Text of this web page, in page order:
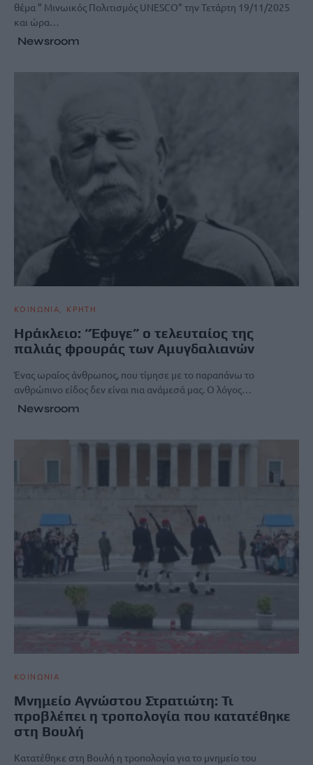
θέμα ” Μινωικός Πολιτισμός UNESCO” την Τετάρτη 19/11/2025
και ώρα…
Newsroom
ΚΟΙΝΩΝΙΑ ΚΡΗΤΗ
Ηράκλειο: “Έφυγε” ο τελευταίος της
παλιάς φρουράς των Αμυγδαλιανών
Ένας ωραίος άνθρωπος, που τίμησε με το παραπάνω το
ανθρώπινο είδος δεν είναι πια ανάμεσά μας. Ο λόγος…
Newsroom
ΚΟΙΝΩΝΙΑ
Μνημείο Αγνώστου Στρατιώτη: Τι
προβλέπει η τροπολογία που κατατέθηκε
στη Βουλή
Κατατέθηκε στη Βουλή η τροπολογία για το μνημείο του